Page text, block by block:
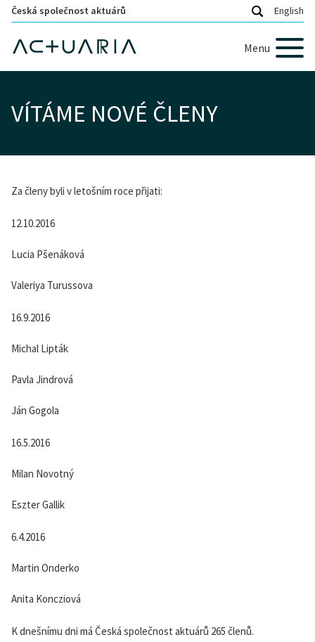
Česká společnost aktuárů English
Menu
VÍTÁME NOVÉ ČLENY
Za členy byli v letošním roce přijati:
12.10.2016
Lucia Pšenáková
Valeriya Turussova
16.9.2016
Michal Lipták
Pavla Jindrová
Ján Gogola
16.5.2016
Milan Novotný
Eszter Gallik
6.4.2016
Martin Onderko
Anita Koncziová
K dnešnímu dni má Česká společnost aktuárů 265 členů.